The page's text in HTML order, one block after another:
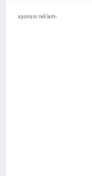
sponsor reklamı